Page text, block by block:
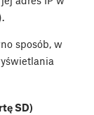
sposób, w
SD)